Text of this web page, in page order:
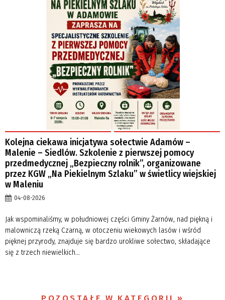
Kolejna ciekawa inicjatywa sołectwie Adamów –
Malenie – Siedlów. Szkolenie z pierwszej pomocy
przedmedycznej „Bezpieczny rolnik”, organizowane
przez KGW „Na Piekielnym Szlaku” w świetlicy wiejskiej
w Maleniu
04-08-2026
Jak wspominaliśmy, w południowej części Gminy Żarnów, nad piękną i
malowniczą rzeką Czarną, w otoczeniu wiekowych lasów i wśród
pięknej przyrody, znajduje się bardzo urokliwe sołectwo, składające
się z trzech niewielkich...